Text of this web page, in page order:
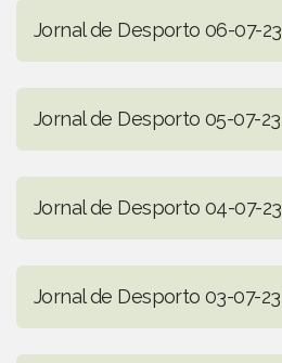
Jornal de Desporto 06-07-23
Jornal de Desporto 05-07-23
Jornal de Desporto 04-07-23
Jornal de Desporto 03-07-23